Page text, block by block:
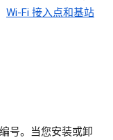
Wi-Fi 接入点和基站
号。当您安装或卸